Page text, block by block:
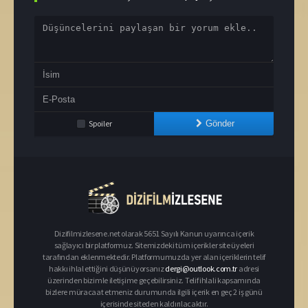
Spoiler Gönder
Dizifilmizlesene.net olarak 5651 Sayılı Kanun uyarınca içerik
sağlayıcı bir platformuz. Sitemizdeki tüm içerikler site üyeleri
tarafından eklenmektedir. Platformumuzda yer alan içeriklerin telif
hakkı ihlal ettiğini düşünüyorsanızdergi@outlook.com.tr adresi
üzerinden bizimle iletişime geçebilirsiniz. Telif ihlali kapsamında
bizlere müracaat etmeniz durumunda ilgili içerik en geç 2 iş günü
içerisinde siteden kaldırılacaktır.